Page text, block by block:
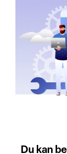
Du kan